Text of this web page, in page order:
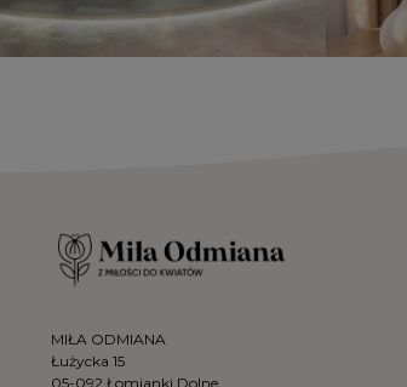
MIŁA ODMIANA
Łużycka 15
05-092 Łomianki Dolne